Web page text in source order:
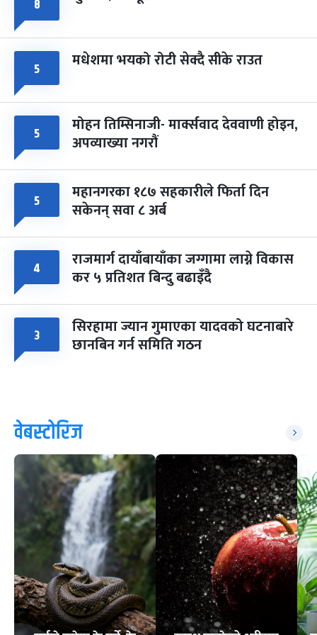
८
५ मधेशमा भयको रोटी सेक्दै सीके राउत
५ मोहन तिम्सिनाजी- मार्क्सवाद देववाणी होइन,
अपव्याख्या नगरौं
५ महानगरका १८७ सहकारीले फिर्ता दिन
सकेनन् सवा ८ अर्ब
४ राजमार्ग दायाँबायाँका जग्गामा लाग्ने विकास
कर ५ प्रतिशत बिन्दु बढाइँदै
३ सिरहामा ज्यान गुमाएका यादवको घटनाबारे
छानबिन गर्न समिति गठन
वेबस्टोरिज